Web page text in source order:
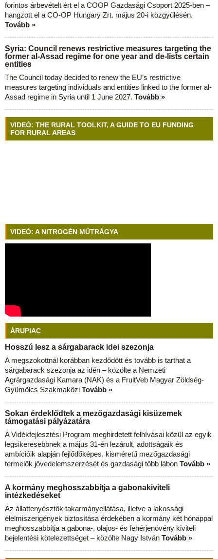
forintos árbevételt ért el a COOP Gazdasági Csoport 2025-ben –
hangzott el a CO-OP Hungary Zrt. május 20-i közgyűlésén.
Tovább »
Syria: Council renews restrictive measures targeting the
former al-Assad regime for one year and de-lists certain
entities
The Council today decided to renew the EU’s restrictive
measures targeting individuals and entities linked to the former al-
Assad regime in Syria until 1 June 2027. Tovább »
VIDEÓ: THE RURAL TOOLKIT, A GUIDE TO EU FUNDING
FOR RURAL AREAS
VIDEÓ: A NITROGÉN MŰTRÁGYA
ÁRUPIAC
Hosszú lesz a sárgabarack idei szezonja
A megszokottnál korábban kezdődött és tovább is tarthat a
sárgabarack szezonja az idén – közölte a Nemzeti
Agrárgazdasági Kamara (NAK) és a FruitVeb Magyar Zöldség-
Gyümölcs Szakmaközi Tovább »
Sokan érdeklődtek a mezőgazdasági kisüzemek
támogatási pályázatára
A Vidékfejlesztési Program meghirdetett felhívásai közül az egyik
legsikeresebbnek a május 31-én lezárult, adottságaik és
ambícióik alapján fejlődőképes, kisméretű mezőgazdasági
termelők jövedelemszerzését és gazdasági több lábon Tovább »
A kormány meghosszabbítja a gabonakiviteli
intézkedéseket
Az állattenyésztők takarmányellátása, illetve a lakossági
élelmiszerigények biztosítása érdekében a kormány két hónappal
meghosszabbítja a gabona-, olajos- és fehérjenövény kiviteli
bejelentési kötelezettséget – közölte Nagy István Tovább »